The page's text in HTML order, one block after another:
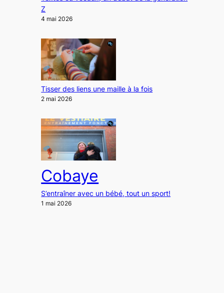
Z
4 mai 2026
Tisser des liens une maille à la fois
2 mai 2026
Cobaye
S’entraîner avec un bébé, tout un sport!
1 mai 2026